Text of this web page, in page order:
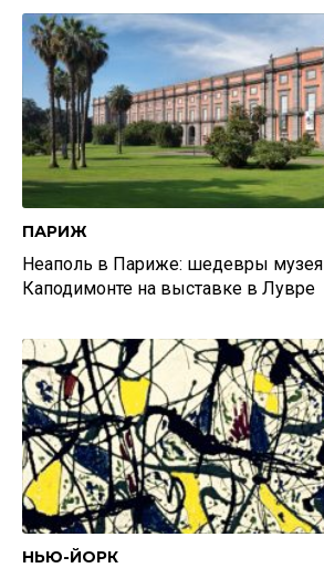
ПАРИЖ
Неаполь в Париже: шедевры музея
Каподимонте на выставке в Лувре
НЬЮ-ЙОРК